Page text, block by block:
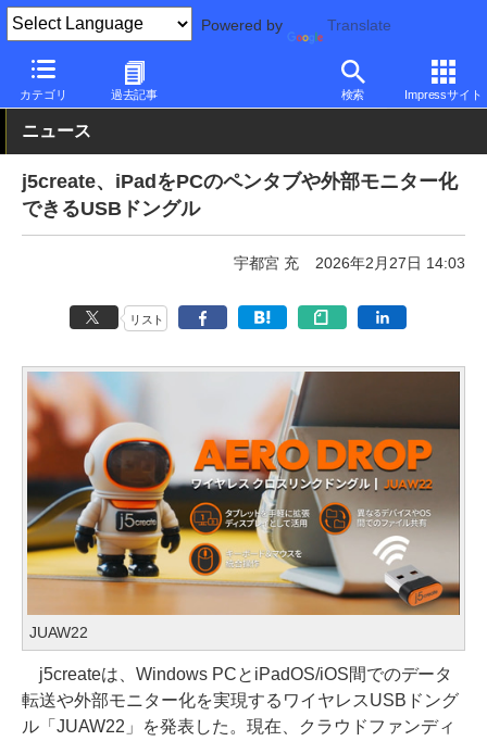
Powered by Translate
カテゴリ 過去記事 検索 Impressサイト
PC Watch 半導体/周辺機器 その他
ニュース
j5create、iPadをPCのペンタブや外部モニター化
できるUSBドングル
宇都宮 充 2026年2月27日 14:03
リスト
JUAW22
j5createは、Windows PCとiPadOS/iOS間でのデータ
転送や外部モニター化を実現するワイヤレスUSBドング
ル「JUAW22」を発表した。現在、クラウドファンディ